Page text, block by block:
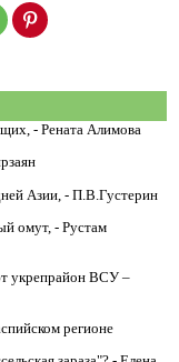
- Рената Алимова
Азии, - П.В.Густерин
омут, - Рустам
укрепрайон ВСУ –
регионе